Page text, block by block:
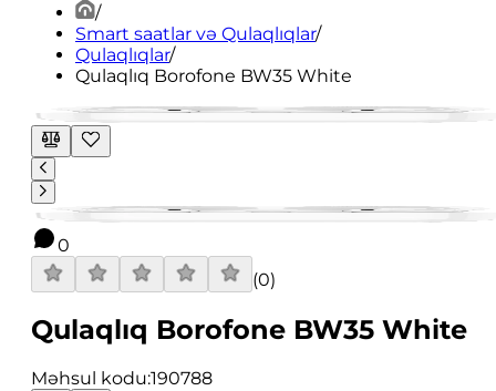
/
Smart saatlar və Qulaqlıqlar/
Qulaqlıqlar/
Qulaqlıq Borofone BW35 White
0
(0)
Qulaqlıq Borofone BW35 White
Məhsul kodu:190788